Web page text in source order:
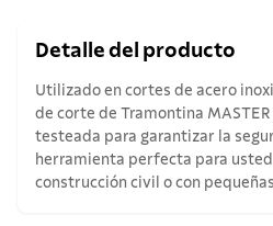
Detalle del producto
Utilizado en cortes de acero
de corte de Tramontina
testeada para garantizar la
herramienta perfecta para
construcción civil o con